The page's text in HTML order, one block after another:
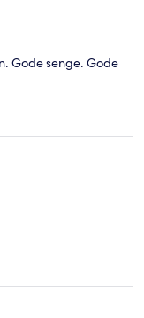
Gode senge. Gode